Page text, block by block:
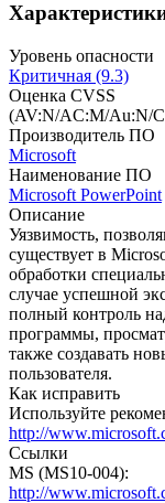
Уровень опасности
Критичная (9.3)
Оценка CVSS
(AV:N/AC:M/Au:N/
Производитель ПО
Microsoft
Наименование ПО
Microsoft PowerPoint
Описание
Уязвимость,
существует в
обработки
случае успешной
полный контроль
программы,
также создавать
пользователя.
Как исправить
Используйте
http://
Ссылки
MS (MS10-004):
http://